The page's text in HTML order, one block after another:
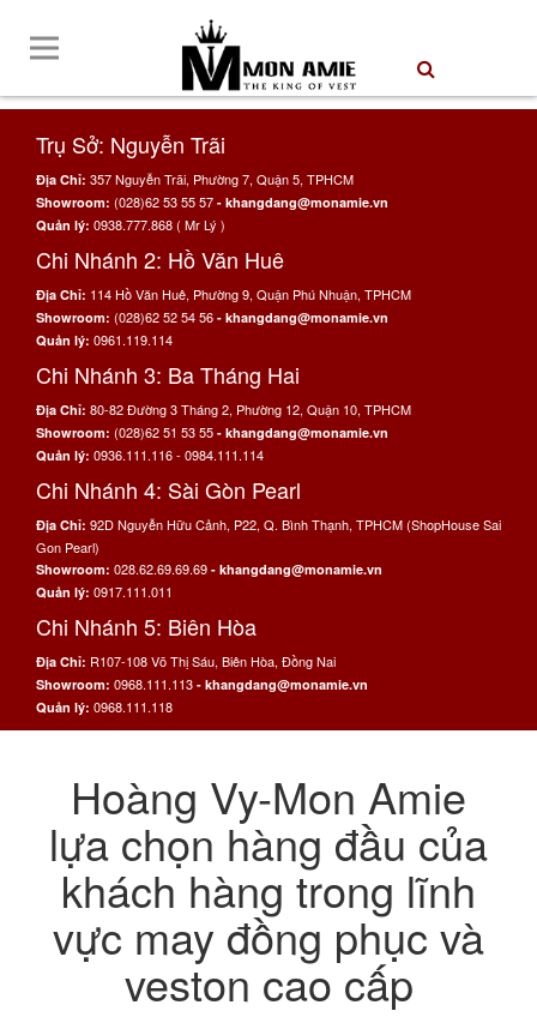
Trụ Sở: Nguyễn Trãi
Địa Chỉ: 357 Nguyễn Trãi, Phường 7, Quận 5, TPHCM
Showroom: (028)62 53 55 57 - khangdang@monamie.vn
Quản lý: 0938.777.868 ( Mr Lý )
Chi Nhánh 2: Hồ Văn Huê
Địa Chỉ: 114 Hồ Văn Huê, Phường 9, Quận Phú Nhuận, TPHCM
Showroom: (028)62 52 54 56 - khangdang@monamie.vn
Quản lý: 0961.119.114
Chi Nhánh 3: Ba Tháng Hai
Địa Chỉ: 80-82 Đường 3 Tháng 2, Phường 12, Quận 10, TPHCM
Showroom: (028)62 51 53 55 - khangdang@monamie.vn
Quản lý: 0936.111.116 - 0984.111.114
Chi Nhánh 4: Sài Gòn Pearl
Địa Chỉ: 92D Nguyễn Hữu Cảnh, P22, Q. Bình Thạnh, TPHCM (ShopHouse Sai
Gon Pearl)
Showroom: 028.62.69.69.69 - khangdang@monamie.vn
Quản lý: 0917.111.011
Chi Nhánh 5: Biên Hòa
Địa Chỉ: R107-108 Võ Thị Sáu, Biên Hòa, Đồng Nai
Showroom: 0968.111.113 - khangdang@monamie.vn
Quản lý: 0968.111.118
Hoàng Vy-Mon Amie
lựa chọn hàng đầu của
khách hàng trong lĩnh
vực may đồng phục và
veston cao cấp